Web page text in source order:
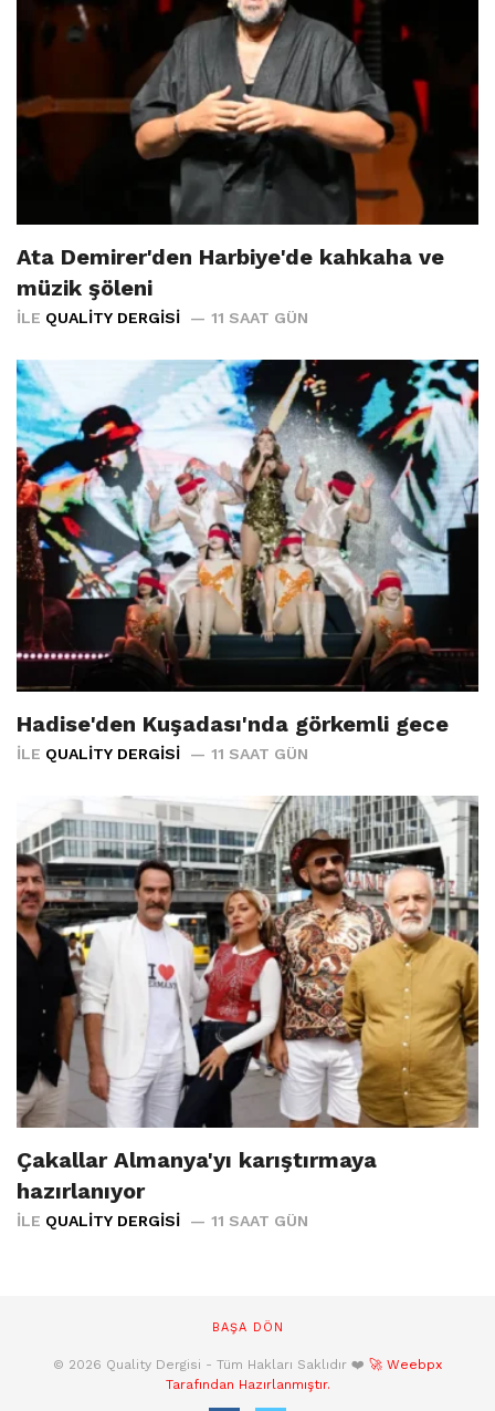
Ata Demirer'den Harbiye'de kahkaha ve
müzik şöleni
İLE QUALITY DERGISI 11 SAAT GÜN
Hadise'den Kuşadası'nda görkemli gece
İLE QUALITY DERGISI 11 SAAT GÜN
Çakallar Almanya'yı karıştırmaya
hazırlanıyor
İLE QUALITY DERGISI 11 SAAT GÜN
BAŞA DÖN
© 2026 Quality Dergisi - Tüm Hakları Saklıdır ❤️ 🚀 Weebpx
Tarafından Hazırlanmıştır.